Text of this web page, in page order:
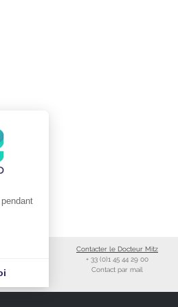
Contacter le Docteur Mitz
+ 33 (0)1 45 44 29 00
Contact par mail
vos Options